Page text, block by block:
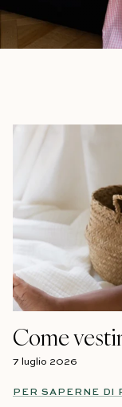
Come
7 luglio 2026
PER SAPERNE DI